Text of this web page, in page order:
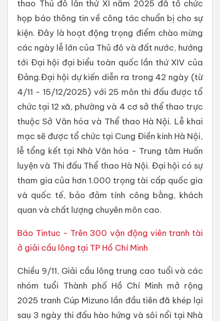
thao Thủ đô lần thứ XI năm 2025 đã tổ chức
họp báo thông tin về công tác chuẩn bị cho sự
kiện. Đây là hoạt động trọng điểm chào mừng
các ngày lễ lớn của Thủ đô và đất nước, hướng
tới Đại hội đại biểu toàn quốc lần thứ XIV của
Đảng.Đại hội dự kiến diễn ra trong 42 ngày (từ
4/11 - 15/12/2025) với 25 môn thi đấu được tổ
chức tại 12 xã, phường và 4 cơ sở thể thao trực
thuộc Sở Văn hóa và Thể thao Hà Nội. Lễ khai
mạc sẽ được tổ chức tại Cung Điền kinh Hà Nội,
lễ tổng kết tại Nhà Văn hóa - Trung tâm Huấn
luyện và Thi đấu Thể thao Hà Nội. Đại hội có sự
tham gia của hơn 1.000 trọng tài cấp quốc gia
và quốc tế, bảo đảm tính công bằng, khách
quan và chất lượng chuyên môn cao.
Báo Tintuc - Trên 300 vận động viên tranh tài
ở giải cầu lông tại TP Hồ Chí Minh
Chiều 9/11, Giải cầu lông trung cao tuổi và các
nhóm tuổi Thành phố Hồ Chí Minh mở rộng
2025 tranh Cúp Mizuno lần đầu tiên đã khép lại
sau 3 ngày thi đấu hào hứng và sôi nổi tại Nhà